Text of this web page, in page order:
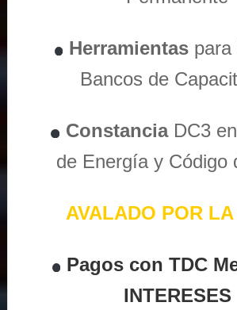
Herramientas para
Bancos de
ConstanciaDC3
de Energía y Código
AVALADO POR
Pagos con TDC
INTERESES